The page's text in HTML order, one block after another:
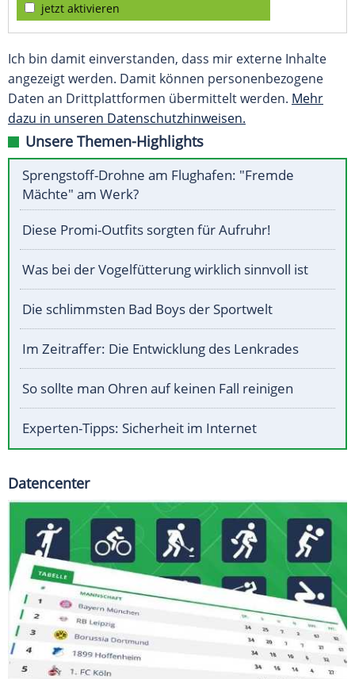
jetzt aktivieren
Ich bin damit einverstanden, dass mir externe Inhalte
angezeigt werden. Damit können personenbezogene
Daten an Drittplattformen übermittelt werden. Mehr
dazu in unseren Datenschutzhinweisen.
Unsere Themen-Highlights
Sprengstoff-Drohne am Flughafen: "Fremde
Mächte" am Werk?
Diese Promi-Outfits sorgten für Aufruhr!
Was bei der Vogelfütterung wirklich sinnvoll ist
Die schlimmsten Bad Boys der Sportwelt
Im Zeitraffer: Die Entwicklung des Lenkrades
So sollte man Ohren auf keinen Fall reinigen
Experten-Tipps: Sicherheit im Internet
Datencenter